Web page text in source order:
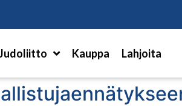
Kauppa Lahjoita